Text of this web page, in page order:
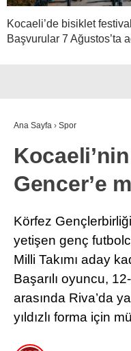
Kocaeli’de bisiklet
Başvurular 7 Ağustos’ta
Ana Sayfa › Spor
Gencer’e
Körfez
yetişen genç
Milli Takımı aday
Başarılı oyuncu,
arasında Riva’da
yıldızlı forma için